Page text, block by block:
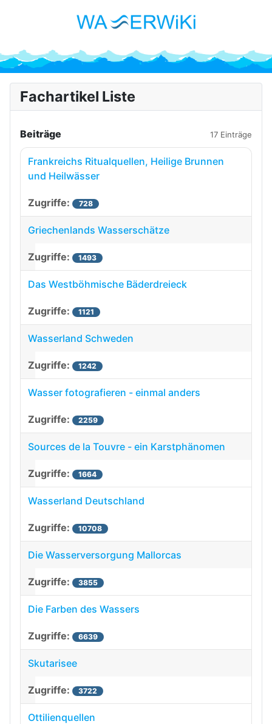
Fachartikel Liste
Beiträge 17 Einträge
Frankreichs Ritualquellen, Heilige Brunnen
und Heilwässer
728
Griechenlands Wasserschätze
1493
Das Westböhmische Bäderdreieck
1121
Wasserland Schweden
1242
Wasser fotografieren - einmal anders
2259
Sources de la Touvre - ein Karstphänomen
1664
Wasserland Deutschland
10708
Die Wasserversorgung Mallorcas
3855
Die Farben des Wassers
6639
Skutarisee
3722
Ottilienquellen